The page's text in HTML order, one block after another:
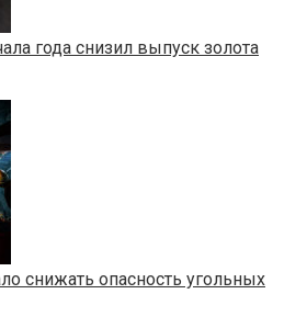
года снизил выпуск золота
снижать опасность угольных